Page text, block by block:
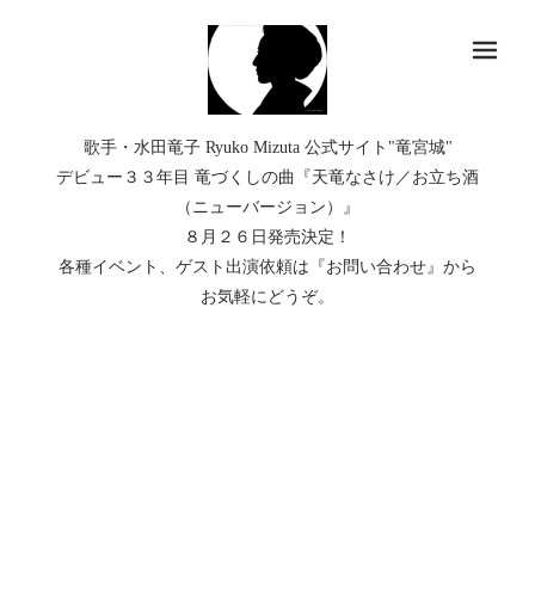
歌手・水田竜子 Ryuko Mizuta 公式サイト"竜宮城"
デビュー３３年目 竜づくしの曲『天竜なさけ／お立ち酒
（ニューバージョン）』
８月２６日発売決定！
各種イベント、ゲスト出演依頼は『お問い合わせ』から
お気軽にどうぞ。